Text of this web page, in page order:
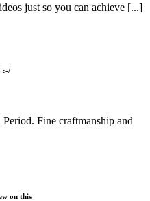
just so you can achieve [...]
:-/
Fine craftmanship and
on this